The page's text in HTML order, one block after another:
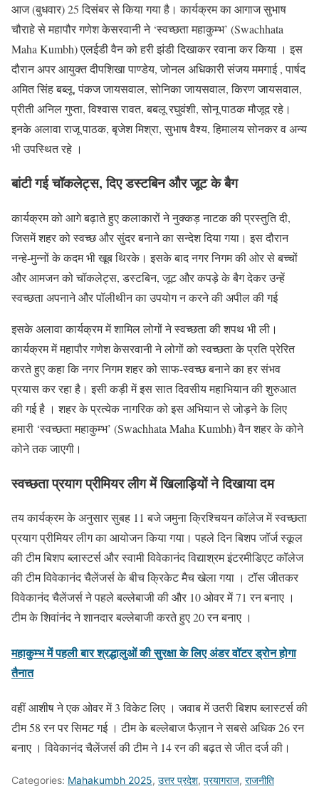
आज (बुधवार) 25 दिसंबर से किया गया है। कार्यक्रम का आगाज सुभाष
चौराहे से महापौर गणेश केसरवानी ने ‘स्वच्छता महाकुम्भ’ (Swachhata
Maha Kumbh) एलईडी वैन को हरी झंडी दिखाकर रवाना कर किया । इस
दौरान अपर आयुक्त दीपशिखा पाण्डेय, जोनल अधिकारी संजय ममगाई , पार्षद
अमित सिंह बब्लू, पंकज जायसवाल, सोनिका जायसवाल, किरण जायसवाल,
प्रीती अनिल गुप्ता, विश्वास रावत, बबलू रघुवंशी, सोनू पाठक मौजूद रहे।
इनके अलावा राजू पाठक, बृजेश मिश्रा, सुभाष वैश्य, हिमालय सोनकर व अन्य
भी उपस्थित रहे ।
बांटी गई चॉकलेट्स, दिए डस्टबिन और जूट के बैग
कार्यक्रम को आगे बढ़ाते हुए कलाकारों ने नुक्कड़ नाटक की प्रस्तुति दी,
जिसमें शहर को स्वच्छ और सुंदर बनाने का सन्देश दिया गया। इस दौरान
नन्हे-मुन्नों के कदम भी खूब थिरके। इसके बाद नगर निगम की ओर से बच्चों
और आमजन को चॉकलेट्स, डस्टबिन, जूट और कपड़े के बैग देकर उन्हें
स्वच्छता अपनाने और पॉलीथीन का उपयोग न करने की अपील की गई
इसके अलावा कार्यक्रम में शामिल लोगों ने स्वच्छता की शपथ भी ली।
कार्यक्रम में महापौर गणेश केसरवानी ने लोगों को स्वच्छता के प्रति प्रेरित
करते हुए कहा कि नगर निगम शहर को साफ-स्वच्छ बनाने का हर संभव
प्रयास कर रहा है। इसी कड़ी में इस सात दिवसीय महाभियान की शुरुआत
की गई है । शहर के प्रत्येक नागरिक को इस अभियान से जोड़ने के लिए
हमारी ‘स्वच्छता महाकुम्भ’ (Swachhata Maha Kumbh) वैन शहर के कोने
कोने तक जाएगी।
स्वच्छता प्रयाग प्रीमियर लीग में खिलाड़ियों ने दिखाया दम
तय कार्यक्रम के अनुसार सुबह 11 बजे जमुना क्रिश्चियन कॉलेज में स्वच्छता
प्रयाग प्रीमियर लीग का आयोजन किया गया। पहले दिन बिशप जॉर्ज स्कूल
की टीम बिशप ब्लास्टर्स और स्वामी विवेकानंद विद्याश्रम इंटरमीडिएट कॉलेज
की टीम विवेकानंद चैलेंजर्स के बीच क्रिकेट मैच खेला गया । टॉस जीतकर
विवेकानंद चैलेंजर्स ने पहले बल्लेबाजी की और 10 ओवर में 71 रन बनाए ।
टीम के शिवांनंद ने शानदार बल्लेबाजी करते हुए 20 रन बनाए ।
महाकुम्भ में पहली बार श्रद्धालुओं की सुरक्षा के लिए अंडर वॉटर ड्रोन होगा
तैनात
वहीं आशीष ने एक ओवर में 3 विकेट लिए । जवाब में उतरी बिशप ब्लास्टर्स की
टीम 58 रन पर सिमट गई । टीम के बल्लेबाज फैज़ान ने सबसे अधिक 26 रन
बनाए । विवेकानंद चैलेंजर्स की टीम ने 14 रन की बढ़त से जीत दर्ज की।
Categories: Mahakumbh 2025, उत्तर प्रदेश, प्रयागराज, राजनीति